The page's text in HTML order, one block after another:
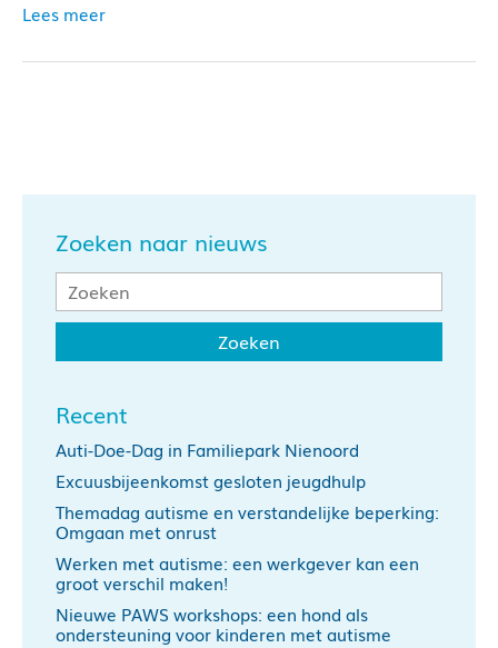
Lees meer
Zoeken naar nieuws
Recent
Auti-Doe-Dag in Familiepark Nienoord
Excuusbijeenkomst gesloten jeugdhulp
Themadag autisme en verstandelijke beperking:
Omgaan met onrust
Werken met autisme: een werkgever kan een
groot verschil maken!
Nieuwe PAWS workshops: een hond als
ondersteuning voor kinderen met autisme